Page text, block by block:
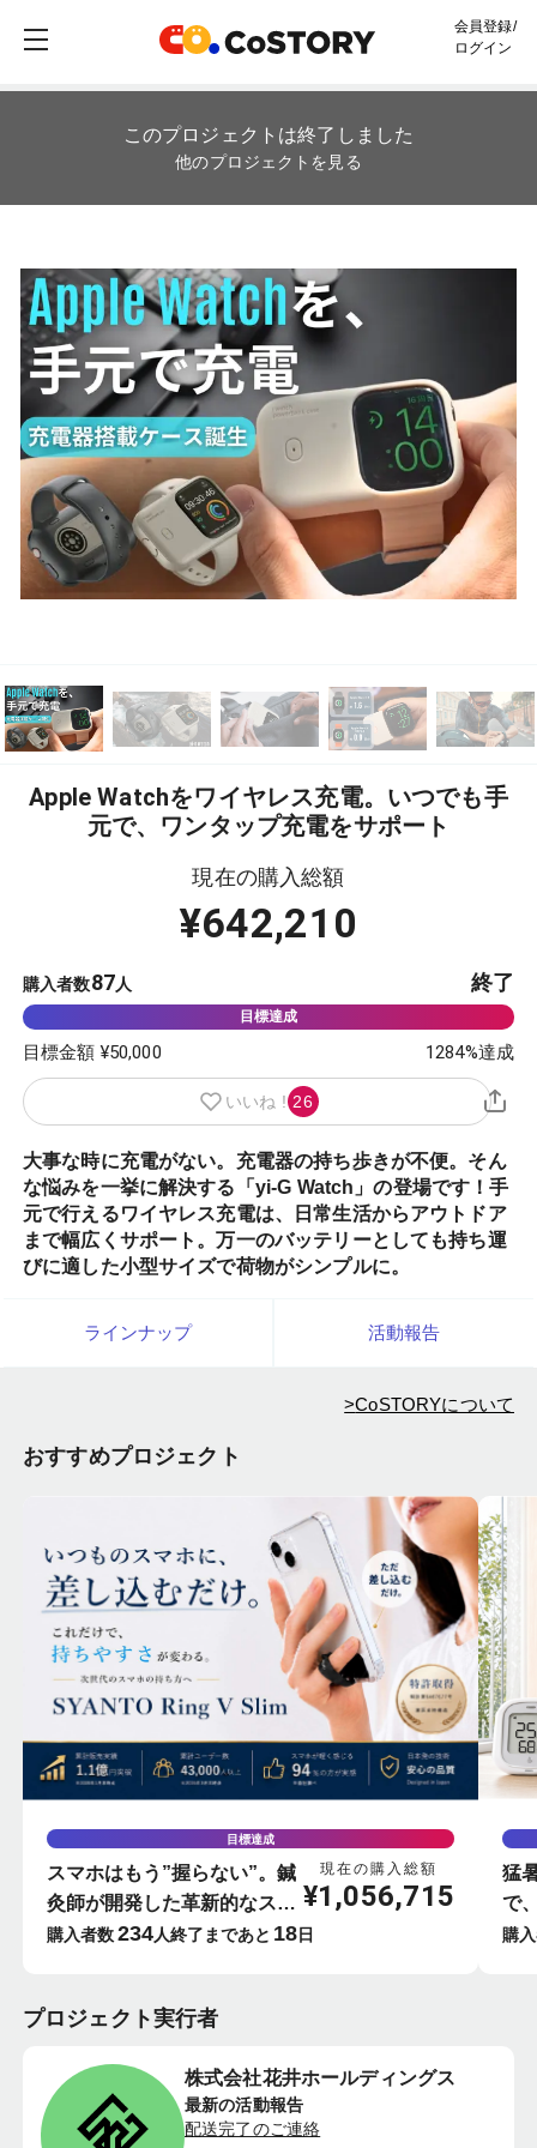
会員登録/
ログイン
このプロジェクトは終了しました
他のプロジェクトを見る
Apple Watchをワイヤレス充電。いつでも手
元で、ワンタップ充電をサポート
現在の購入総額
¥642,210
購入者数87人 終了
目標金額 ¥50,000 1284%達成
いいね ! 26
大事な時に充電がない。充電器の持ち歩きが不便。そん
な悩みを一挙に解決する「yi-G Watch」の登場です！手
元で行えるワイヤレス充電は、日常生活からアウトドア
まで幅広くサポート。万一のバッテリーとしても持ち運
びに適した小型サイズで荷物がシンプルに。
ラインナップ 活動報告
>CoSTORYについて
おすすめプロジェクト
目標達成
スマホはもう”握らない”。鍼
灸師が開発した革新的なスマ
ホリング-SYANTO-
現在の購入総額
¥1,056,715
購入者数234人終了まであと 18日
猛
で
屋
購
プロジェクト実行者
株式会社花井ホールディングス
最新の活動報告
配送完了のご連絡